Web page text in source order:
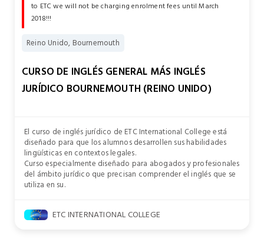
to ETC we will not be charging enrolment fees until March
2018!!!
Reino Unido, Bournemouth
CURSO DE INGLÉS GENERAL MÁS INGLÉS
JURÍDICO BOURNEMOUTH (REINO UNIDO)
El curso de inglés jurídico de ETC International College está
diseñado para que los alumnos desarrollen sus habilidades
lingüísticas en contextos legales.
Curso especialmente diseñado para abogados y profesionales
del ámbito jurídico que precisan comprender el inglés que se
utiliza en su.
ETC INTERNATIONAL COLLEGE